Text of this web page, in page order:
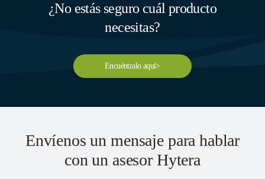
¿No estás seguro cuál producto
necesitas?
Encuéntralo aquí>
Envíenos un mensaje para hablar
con un asesor Hytera